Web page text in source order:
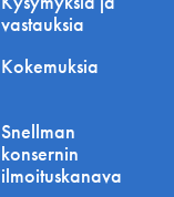
vastauksia
Kokemuksia
Snellman
konsernin
ilmoituskanava